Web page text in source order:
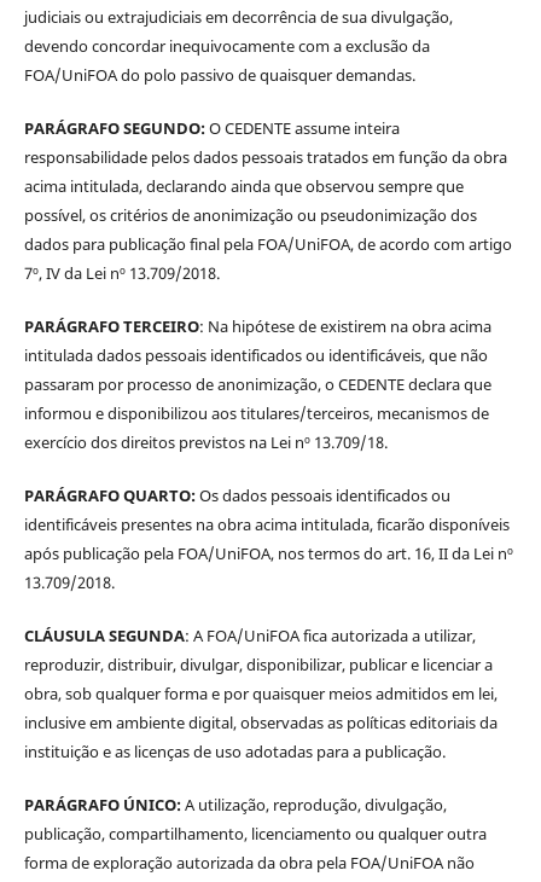
judiciais ou extrajudiciais em decorrência de sua divulgação,
devendo concordar inequivocamente com a exclusão da
FOA/UniFOA do polo passivo de quaisquer demandas.
PARÁGRAFO SEGUNDO:O CEDENTE assume inteira
responsabilidade pelos dados pessoais tratados em função da obra
acima intitulada, declarando ainda que observou sempre que
possível, os critérios de anonimização ou pseudonimização dos
dados para publicação final pela FOA/UniFOA, de acordo com artigo
7º, IV da Lei nº 13.709/2018.
PARÁGRAFO TERCEIRO: Na hipótese de existirem na obra acima
intitulada dados pessoais identificados ou identificáveis, que não
passaram por processo de anonimização, o CEDENTE declara que
informou e disponibilizou aos titulares/terceiros, mecanismos de
exercício dos direitos previstos na Lei nº 13.709/18.
PARÁGRAFO QUARTO:Os dados pessoais identificados ou
identificáveis presentes na obra acima intitulada, ficarão disponíveis
após publicação pela FOA/UniFOA, nos termos do art. 16, II da Lei nº
13.709/2018.
CLÁUSULA SEGUNDA: A FOA/UniFOA fica autorizada a utilizar,
reproduzir, distribuir, divulgar, disponibilizar, publicar e licenciar a
obra, sob qualquer forma e por quaisquer meios admitidos em lei,
inclusive em ambiente digital, observadas as políticas editoriais da
instituição e as licenças de uso adotadas para a publicação.
PARÁGRAFO ÚNICO:A utilização, reprodução, divulgação,
publicação, compartilhamento, licenciamento ou qualquer outra
forma de exploração autorizada da obra pela FOA/UniFOA não